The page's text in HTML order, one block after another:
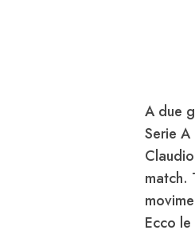
A due
Serie A
Claudio
match.
Ecco